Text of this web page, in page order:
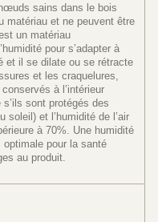
sains dans le bois
matériau et ne peuvent être
un matériau
pour s’adapter à
et il se dilate ou se rétracte
et les craquelures,
à l’intérieur
s’ils sont protégés des
soleil) et l’humidité de l’air
à 70%. Une humidité
optimale pour la santé
au produit.